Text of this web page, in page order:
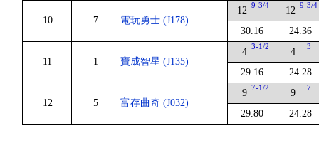
10 7 電玩勇士 (J178)
12 9-3/4
30.16
12 9-3/4
24.36
11 1 寶成智星 (J135)
4 3-1/2
29.16
4 3
24.28
12 5 富存曲奇 (J032)
9 7-1/2
29.80
9 7
24.28